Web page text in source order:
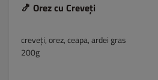
🍤 Orez cu Creveți
creveți, orez, ceapa, ardei gras
200g